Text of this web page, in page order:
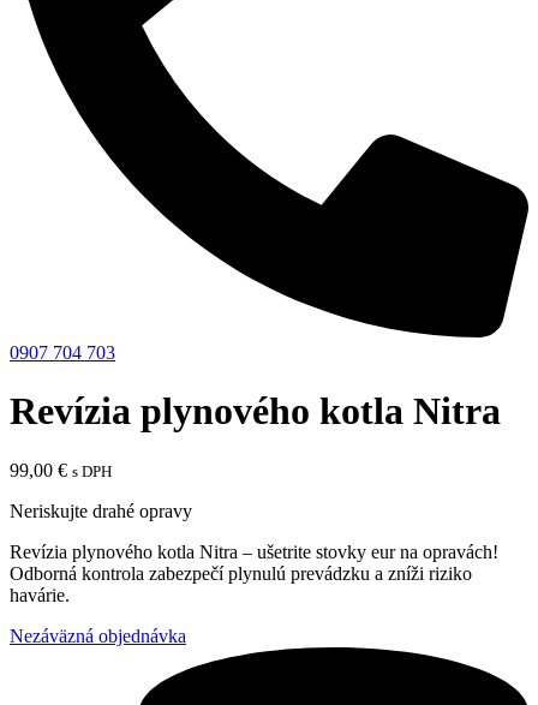
0907 704 703
Revízia plynového kotla Nitra
99,00 € s DPH
Neriskujte drahé opravy
Revízia plynového kotla Nitra – ušetrite stovky eur na opravách!
Odborná kontrola zabezpečí plynulú prevádzku a zníži riziko
havárie.
Nezáväzná objednávka